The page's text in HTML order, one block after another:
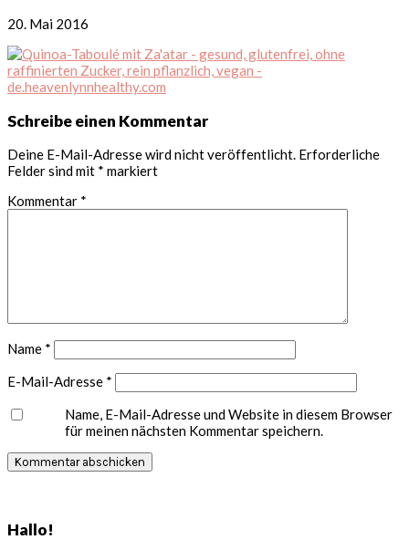
20. Mai 2016
Leser-
Interaktionen
Schreibe einen Kommentar
Deine E-Mail-Adresse wird nicht veröffentlicht. Erforderliche
Felder sind mit * markiert
Kommentar *
Name *
E-Mail-Adresse *
Name, E-Mail-Adresse und Website in diesem Browser
für meinen nächsten Kommentar speichern.
Hallo!